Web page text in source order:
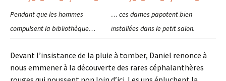
Pendant que les hommes
compulsent la bibliothèque…
… ces dames papotent bien
installées dans le petit salon.
Devant l’insistance de la pluie à tomber, Daniel renonce à
nous emmener à la découverte des rares céphalanthères